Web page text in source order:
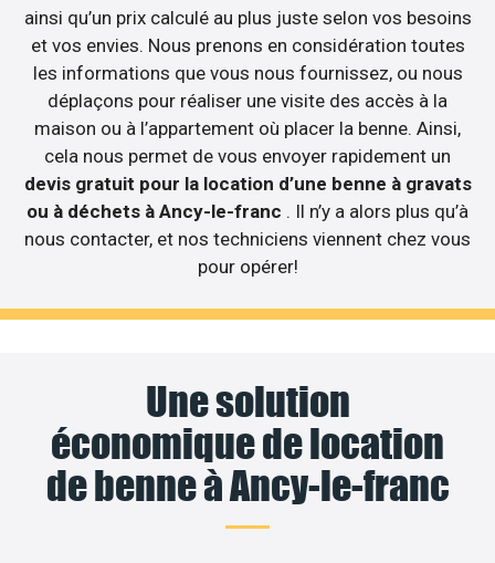
ainsi qu’un prix calculé au plus juste selon vos besoins
et vos envies. Nous prenons en considération toutes
les informations que vous nous fournissez, ou nous
déplaçons pour réaliser une visite des accès à la
maison ou à l’appartement où placer la benne. Ainsi,
cela nous permet de vous envoyer rapidement un
devis gratuit pour la location d’une benne à gravats
ou à déchets à Ancy-le-franc . Il n’y a alors plus qu’à
nous contacter, et nos techniciens viennent chez vous
pour opérer!
Une solution
économique de location
de benne à Ancy-le-franc